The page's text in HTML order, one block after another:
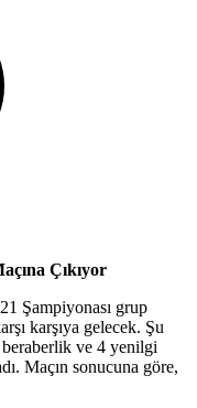
Çıkıyor
Şampiyonası grup
karşıya gelecek. Şu
beraberlik ve 4 yenilgi
Maçın sonucuna göre,